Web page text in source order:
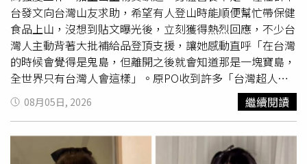
展。而且，早睡早起可減少血栓形成的機會，可預防腦血栓
等缺血性疾病發生。五、育的養生與禁忌立秋的氣溫雖然沒
有降低多少，但是運動還是要堅持，運動不能停，立秋之後
空氣濕度會開始變低，在清晨的時候爬爬山，多做一些深呼
吸的動作，這樣的空氣浴能對身體起到很好的保健功效，晚
上9點以後不要劇烈運動出汗過多。六、樂的養生與禁忌悶
熱勿煩躁，天涼莫悲秋，「秋老虎「的燥熱威力不容小覷，
氣溫高令人心情煩躁，脾氣漸長，易於衝動，影響身心健
康，要調整好心態，切忌悲傷憂慮。
步調準備餐點，只要營養均衡、吃得飽又能減少外食開銷，
就是最適合自己的備餐方式。
台發文向台灣山友求助，希望有人登山時能順便幫忙帶保健
食品上山，沒想到貼文曝光後，立刻獲得熱烈回應，不少台
灣人主動背著大批補給品登頂支援，讓她感動直呼「在台灣
的時候會覺得是鬼島，但離開之後就會知道那是一塊寶島，
全世界只有台灣人會這樣」。原PO收到許多「台灣超人」
送的保健品。（圖／翻攝自Threads／@______peipei）日
前該名員工在Threads發文表示，自己在富士山上的「頂上
富士館」工作，由於每天只睡5、6個小時，卻要工作長達
13個小時，山上的食物又以即食加工食品為主，只有少量
和肉片，讓她的身體極度疲憊，甚至掉了不少頭髮，因此
08月05日, 2026 繼續閱讀